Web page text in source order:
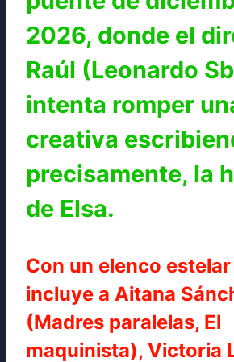
2026, donde el
Raúl (Leonardo
intenta romper
creativa
precisamente, la
de Elsa.
Con un elenco
incluye a Aitana
(Madres paralelas, El
maquinista), Victoria